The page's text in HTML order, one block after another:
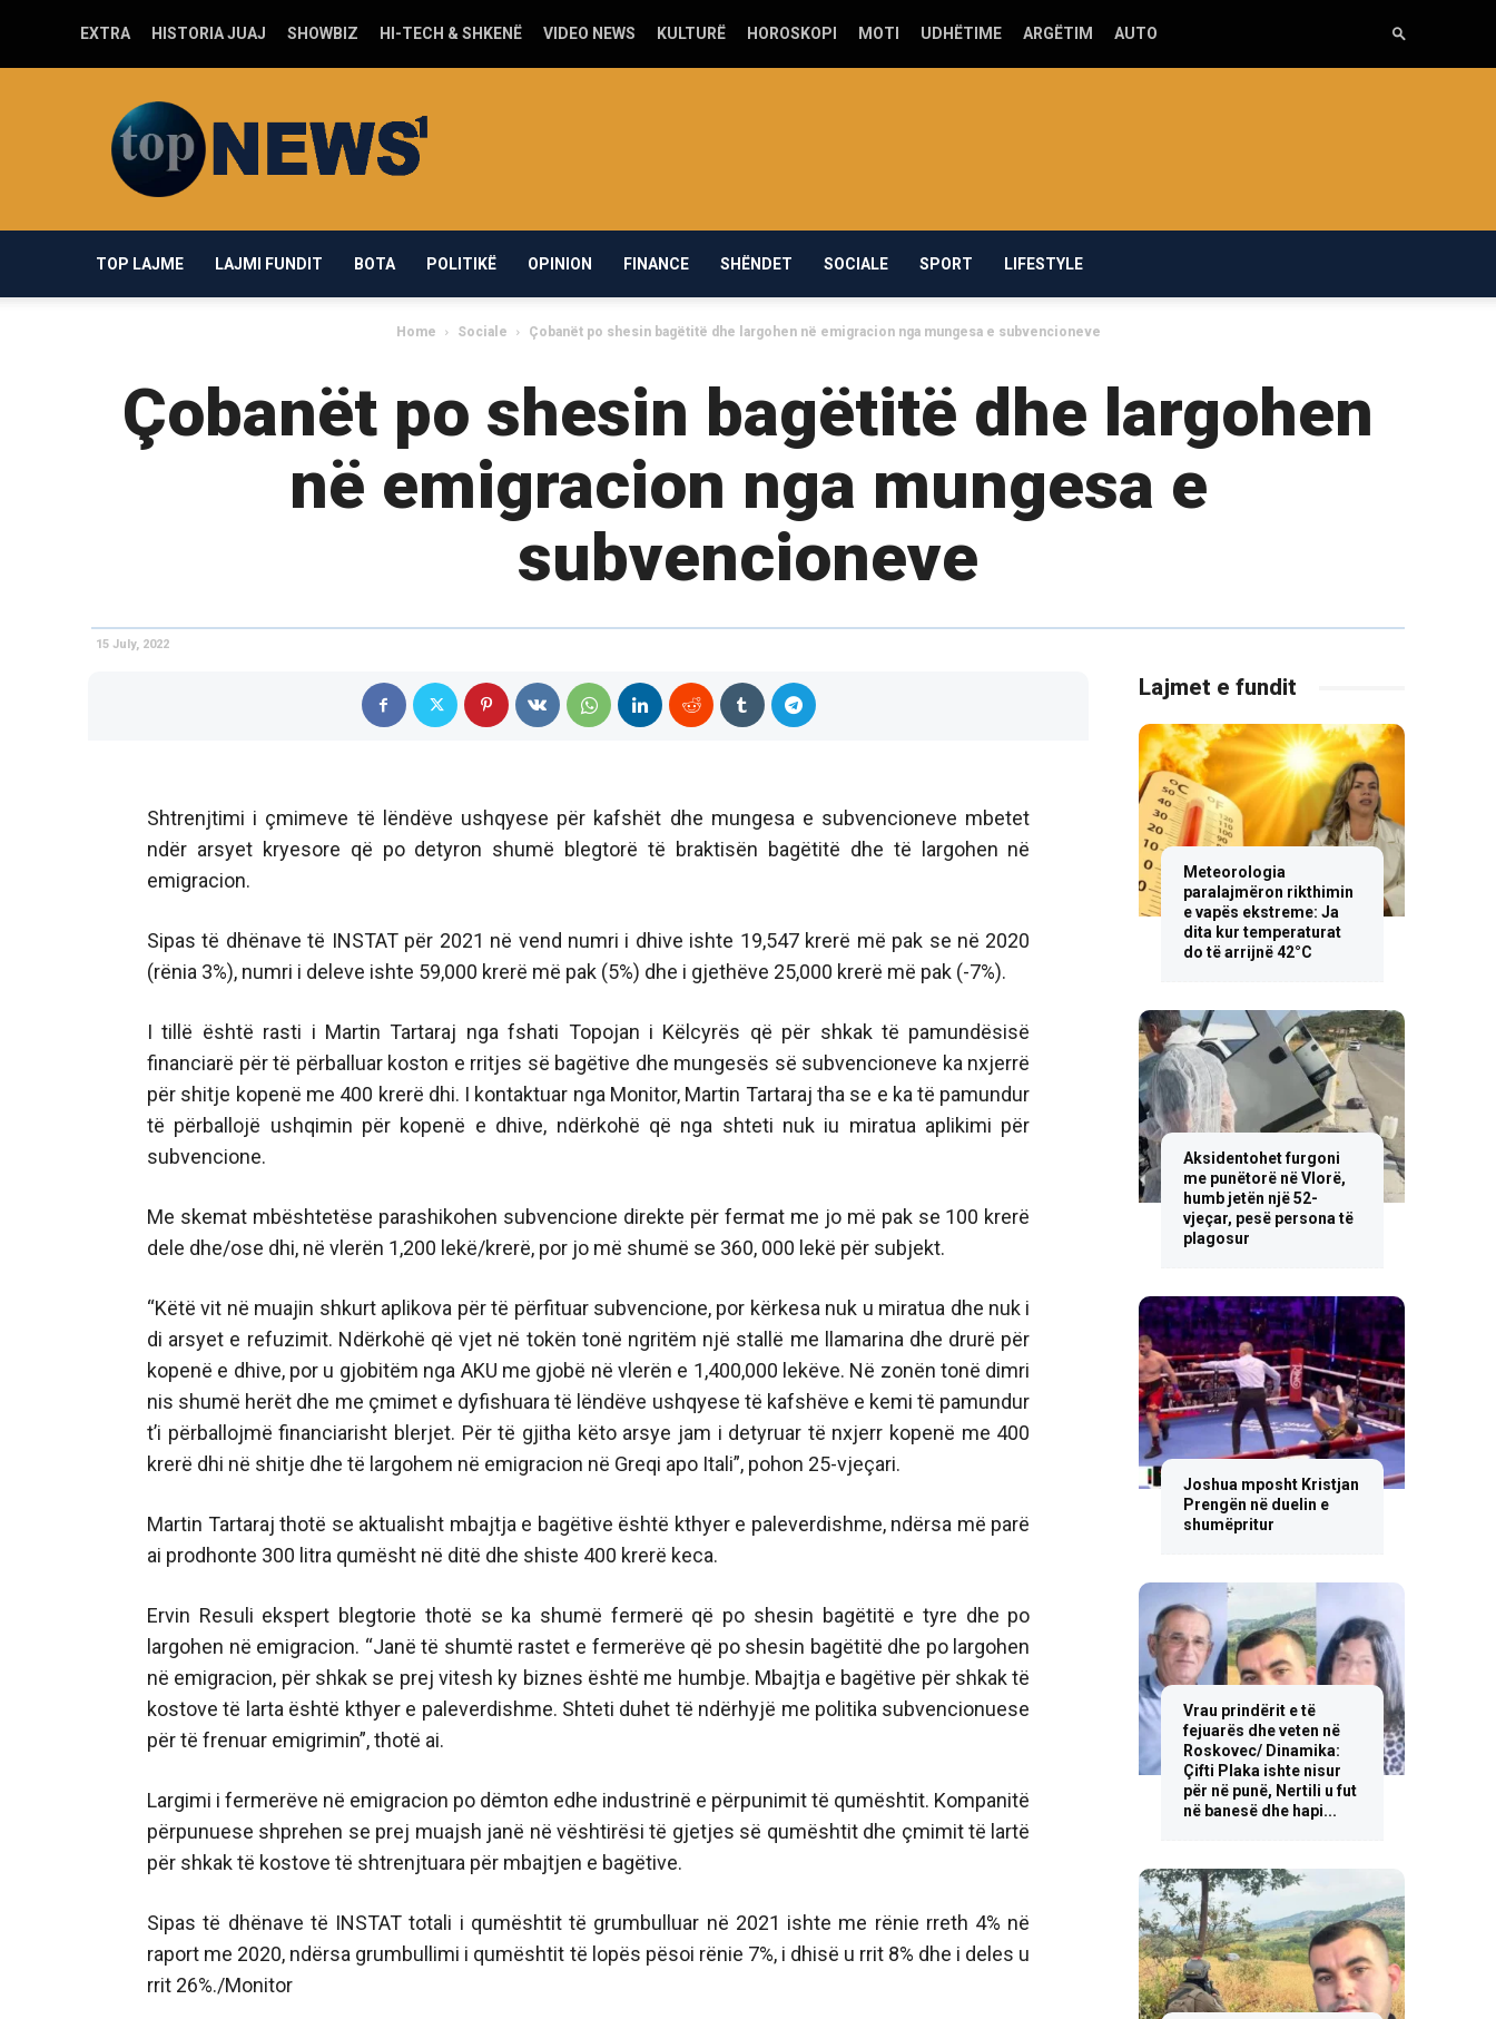
EXTRA HISTORIA JUAJ SHOWBIZ HI-TECH & SHKENË VIDEO NEWS KULTURË HOROSKOPI MOTI UDHËTIME ARGËTIM AUTO
news1.com
TOP LAJME LAJMI FUNDIT BOTA POLITIKË OPINION FINANCE SHËNDET SOCIALE SPORT LIFESTYLE
Home Sociale Çobanët po shesin bagëtitë dhe largohen në emigracion nga mungesa e subvencioneve
Çobanët po shesin bagëtitë dhe largohen
në emigracion nga mungesa e
subvencioneve
15 July, 2022
Shtrenjtimi i çmimeve të lëndëve ushqyese për kafshët dhe mungesa e subvencioneve mbetet
ndër arsyet kryesore që po detyron shumë blegtorë të braktisën bagëtitë dhe të largohen në
emigracion.
Sipas të dhënave të INSTAT për 2021 në vend numri i dhive ishte 19,547 krerë më pak se në 2020
(rënia 3%), numri i deleve ishte 59,000 krerë më pak (5%) dhe i gjethëve 25,000 krerë më pak (-7%).
I tillë është rasti i Martin Tartaraj nga fshati Topojan i Këlcyrës që për shkak të pamundësisë
financiarë për të përballuar koston e rritjes së bagëtive dhe mungesës së subvencioneve ka nxjerrë
për shitje kopenë me 400 krerë dhi. I kontaktuar nga Monitor, Martin Tartaraj tha se e ka të pamundur
të përballojë ushqimin për kopenë e dhive, ndërkohë që nga shteti nuk iu miratua aplikimi për
subvencione.
Me skemat mbështetëse parashikohen subvencione direkte për fermat me jo më pak se 100 krerë
dele dhe/ose dhi, në vlerën 1,200 lekë/krerë, por jo më shumë se 360, 000 lekë për subjekt.
“Këtë vit në muajin shkurt aplikova për të përfituar subvencione, por kërkesa nuk u miratua dhe nuk i
di arsyet e refuzimit. Ndërkohë që vjet në tokën tonë ngritëm një stallë me llamarina dhe drurë për
kopenë e dhive, por u gjobitëm nga AKU me gjobë në vlerën e 1,400,000 lekëve. Në zonën tonë dimri
nis shumë herët dhe me çmimet e dyfishuara të lëndëve ushqyese të kafshëve e kemi të pamundur
t’i përballojmë financiarisht blerjet. Për të gjitha këto arsye jam i detyruar të nxjerr kopenë me 400
krerë dhi në shitje dhe të largohem në emigracion në Greqi apo Itali”, pohon 25-vjeçari.
Martin Tartaraj thotë se aktualisht mbajtja e bagëtive është kthyer e paleverdishme, ndërsa më parë
ai prodhonte 300 litra qumësht në ditë dhe shiste 400 krerë keca.
Ervin Resuli ekspert blegtorie thotë se ka shumë fermerë që po shesin bagëtitë e tyre dhe po
largohen në emigracion. “Janë të shumtë rastet e fermerëve që po shesin bagëtitë dhe po largohen
në emigracion, për shkak se prej vitesh ky biznes është me humbje. Mbajtja e bagëtive për shkak të
kostove të larta është kthyer e paleverdishme. Shteti duhet të ndërhyjë me politika subvencionuese
për të frenuar emigrimin”, thotë ai.
Largimi i fermerëve në emigracion po dëmton edhe industrinë e përpunimit të qumështit. Kompanitë
përpunuese shprehen se prej muajsh janë në vështirësi të gjetjes së qumështit dhe çmimit të lartë
për shkak të kostove të shtrenjtuara për mbajtjen e bagëtive.
Sipas të dhënave të INSTAT totali i qumështit të grumbulluar në 2021 ishte me rënie rreth 4% në
raport me 2020, ndërsa grumbullimi i qumështit të lopës pësoi rënie 7%, i dhisë u rrit 8% dhe i deles u
rrit 26%./Monitor
Lajmet e fundit
Meteorologia
paralajmëron rikthimin
e vapës ekstreme: Ja
dita kur temperaturat
do të arrijnë 42°C
Aksidentohet furgoni
me punëtorë në Vlorë,
humb jetën një 52-
vjeçar, pesë persona të
plagosur
Joshua mposht Kristjan
Prengën në duelin e
shumëpritur
Vrau prindërit e të
fejuarës dhe veten në
Roskovec/ Dinamika:
Çifti Plaka ishte nisur
për në punë, Nertili u fut
në banesë dhe hapi...